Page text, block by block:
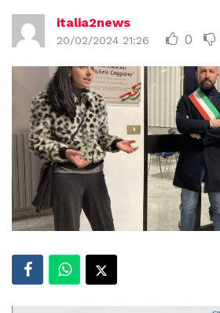
italia2news
20/02/2024 21:26 0